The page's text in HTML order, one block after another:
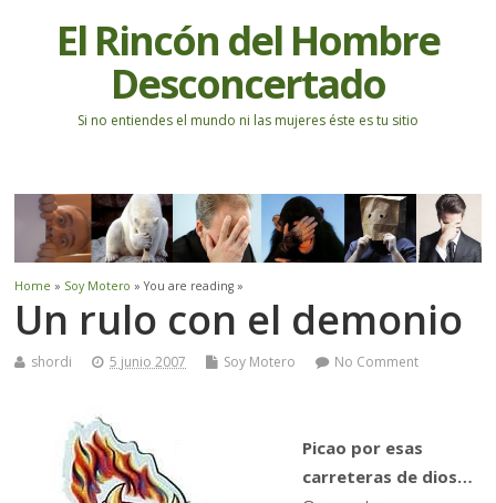
El Rincón del Hombre
Desconcertado
Si no entiendes el mundo ni las mujeres éste es tu sitio
Home » Soy Motero » You are reading »
Un rulo con el demonio
shordi 5 junio 2007 Soy Motero No Comment
Picao por esas
carreteras de dios…